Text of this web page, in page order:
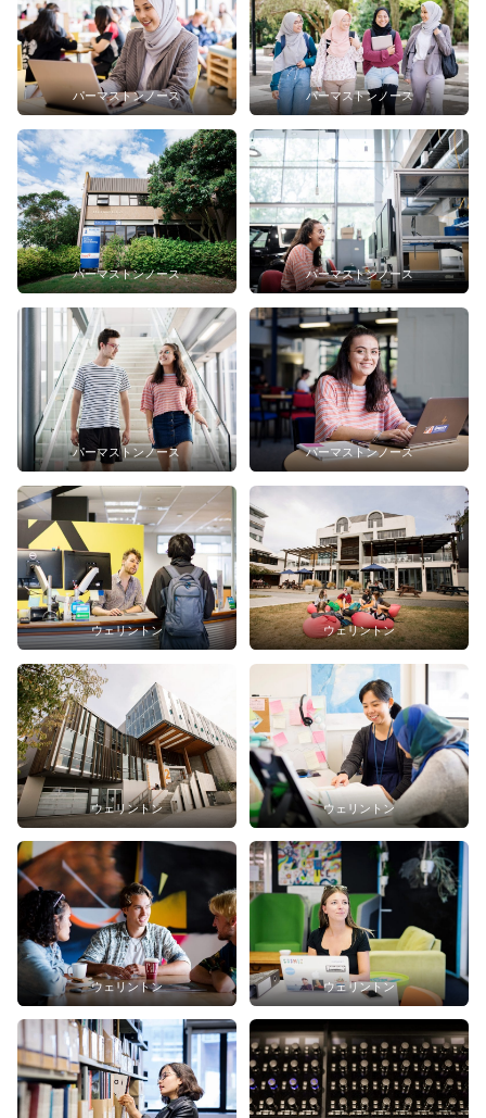
パーマストンノース パーマストンノース
パーマストンノース パーマストンノース
パーマストンノース パーマストンノース
ウェリントン ウェリントン
ウェリントン ウェリントン
ウェリントン ウェリントン